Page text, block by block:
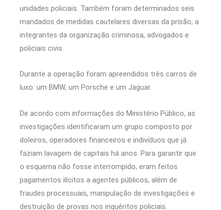
unidades policiais. Também foram determinados seis
mandados de medidas cautelares diversas da prisão, a
integrantes da organização criminosa, advogados e
policiais civis.
Durante a operação foram apreendidos três carros de
luxo: um BMW, um Porsche e um Jaguar.
De acordo com informações do Ministério Público, as
investigações identificaram um grupo composto por
doleiros, operadores financeiros e indivíduos que já
faziam lavagem de capitais há anos. Para garantir que
o esquema não fosse interrompido, eram feitos
pagamentos ilícitos a agentes públicos, além de
fraudes processuais, manipulação de investigações e
destruição de provas nos inquéritos policiais.